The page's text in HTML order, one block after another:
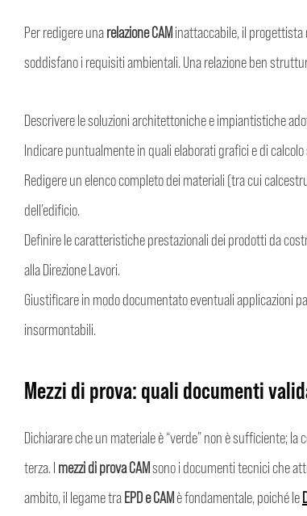
Per redigere unarelazione CAMinattaccabile, il
soddisfano i requisiti ambientali. Una relazione ben
Descrivere le soluzioni architettoniche e impiantistiche
Indicare puntualmente in quali elaborati grafici e di
Redigere un elenco completo dei materiali (tra cui
dell’edificio.
Definire le caratteristiche prestazionali dei prodotti da
alla Direzione Lavori.
Giustificare in modo documentato eventuali applicazioni
insormontabili.
Mezzi di prova: quali documenti
Dichiarare che un materiale è “verde” non è sufficiente;
terza. I mezzi di prova CAMsono i documenti tecnici che
ambito, il legame traEPD e CAMè fondamentale, poiché le